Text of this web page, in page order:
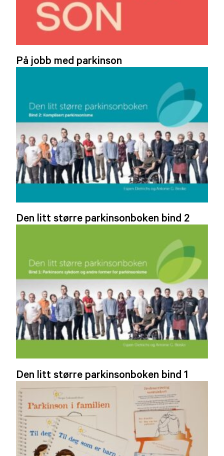
På jobb med parkinson
Den litt større parkinsonboken bind 2
Den litt større parkinsonboken bind 1